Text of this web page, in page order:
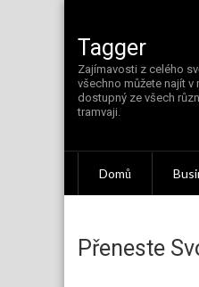
content
Tagger
Zajímavosti z celého
všechno můžete najít v
dostupný ze všech
tramvaji.
Domů
Přeneste